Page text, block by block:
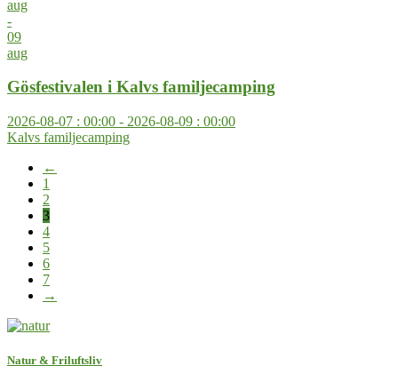
aug
-
09
aug
Gösfestivalen i Kalvs familjecamping
2026-08-07 : 00:00 - 2026-08-09 : 00:00
Kalvs familjecamping
←
1
2
3
4
5
6
7
→
Natur & Friluftsliv